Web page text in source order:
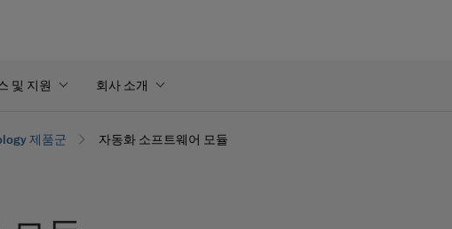
및 지원 회사 소개
제품군 자동화 소프트웨어 모듈